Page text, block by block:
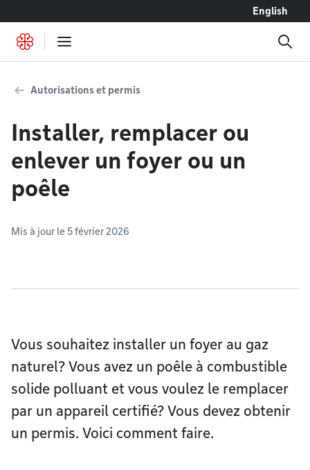
English
Autorisations et permis
Installer, remplacer ou
enlever un foyer ou un
poêle
Mis à jour le 5 février 2026
Vous souhaitez installer un foyer au gaz
naturel? Vous avez un poêle à combustible
solide polluant et vous voulez le remplacer
par un appareil certifié? Vous devez obtenir
un permis. Voici comment faire.